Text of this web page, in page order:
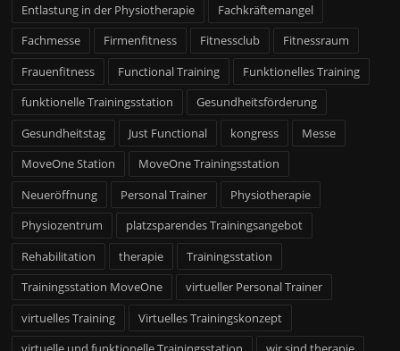
Entlastung in der Physiotherapie
Fachkräftemangel
Fachmesse
Firmenfitness Fitnessclub
Fitnessraum
Frauenfitness
Functional Training
Funktionelles Training
funktionelle Trainingsstation
Gesundheitsförderung
Gesundheitstag
Just Functional kongress
Messe
MoveOne Station
MoveOne Trainingsstation
Neueröffnung
Personal Trainer
Physiotherapie
Physiozentrum
platzsparendes Trainingsangebot
Rehabilitation
therapie
Trainingsstation
Trainingsstation MoveOne
virtueller Personal Trainer
virtuelles Training
Virtuelles Trainingskonzept